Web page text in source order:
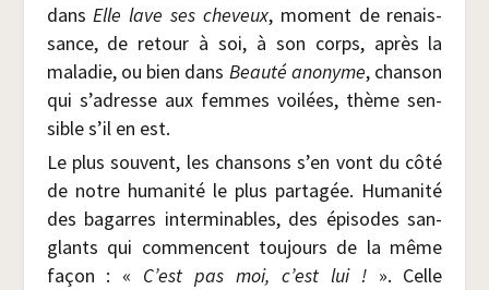
dansElle lave ses che­veux, moment de renais­
sance, de retour à soi, à son corps, après la
mala­die, ou bien dans Beau­té ano­nyme, chan­son
qui s’adresse aux femmes voi­lées, thème sen­
sible s’il en est.
Le plus sou­vent, les chan­sons s’en vont du côté
de notre huma­ni­té le plus par­ta­gée. Huma­ni­té
des bagarres inter­mi­nables, des épi­sodes san­
glants qui com­mencent tou­jours de la même
façon : « C’est pas moi, c’est lui ! ». Celle